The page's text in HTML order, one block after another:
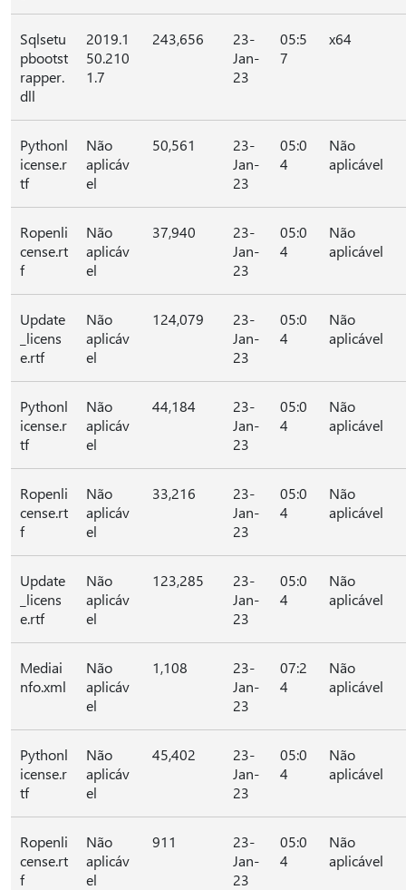
Sqlsetu
pbootst
rapper.
dll
2019.1
50.210
1.7
243,656
23-
Jan-
23
05:5
7
x64
Pythonl
icense.r
tf
Não
aplicáv
el
50,561
23-
Jan-
23
05:0
4
Não
aplicável
Ropenli
cense.rt
f
Não
aplicáv
el
37,940
23-
Jan-
23
05:0
4
Não
aplicável
Update
_licens
e.rtf
Não
aplicáv
el
124,079
23-
Jan-
23
05:0
4
Não
aplicável
Pythonl
icense.r
tf
Não
aplicáv
el
44,184
23-
Jan-
23
05:0
4
Não
aplicável
Ropenli
cense.rt
f
Não
aplicáv
el
33,216
23-
Jan-
23
05:0
4
Não
aplicável
Update
_licens
e.rtf
Não
aplicáv
el
123,285
23-
Jan-
23
05:0
4
Não
aplicável
Mediai
nfo.xml
Não
aplicáv
el
1,108
23-
Jan-
23
07:2
4
Não
aplicável
Pythonl
icense.r
tf
Não
aplicáv
el
45,402
23-
Jan-
23
05:0
4
Não
aplicável
Ropenli
cense.rt
f
Não
aplicáv
el
911
23-
Jan-
23
05:0
4
Não
aplicável